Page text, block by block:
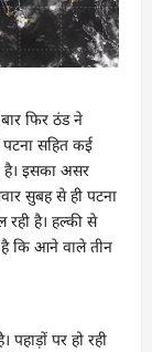
फिर ठंड ने
सहित कई
है। इसका असर
सुबह से ही पटना
रही है। हल्की से
है कि आने वाले तीन
पर हो रही